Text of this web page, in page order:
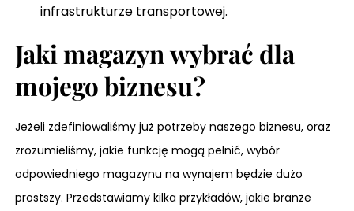
infrastrukturze transportowej.
Jaki magazyn wybrać dla
mojego biznesu?
Jeżeli zdefiniowaliśmy już potrzeby naszego biznesu, oraz
zrozumieliśmy, jakie funkcję mogą pełnić, wybór
odpowiedniego magazynu na wynajem będzie dużo
prostszy. Przedstawiamy kilka przykładów, jakie branże